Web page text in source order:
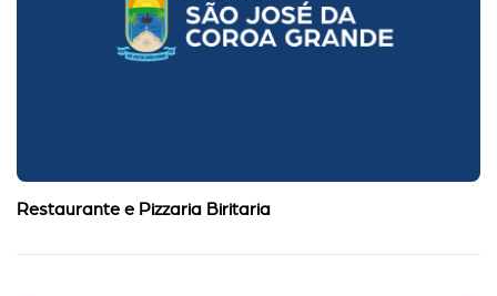
Restaurante e Pizzaria Biritaria